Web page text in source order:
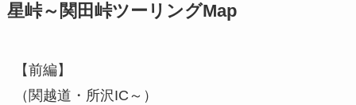
星峠～関田峠ツーリングMap
【前編】
（関越道・所沢IC～）